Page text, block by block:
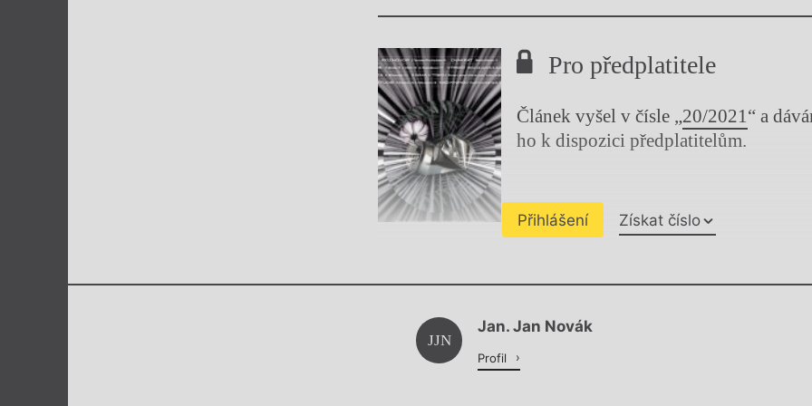
Pro předplatitele
Článek vyšel v čísle „20/2021 “ a
ho k dispozici předplatitelům.
Přihlášení Získat číslo
Chviličku.
JJN
Jan. Jan Novák
Profil